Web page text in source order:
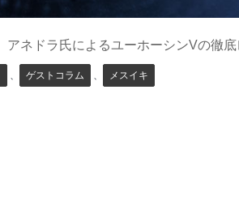
アネドラ氏によるユーホーシンVの徹底
、 ゲストコラム 、 メスイキ